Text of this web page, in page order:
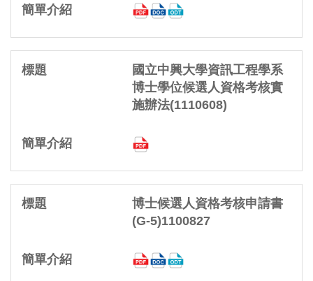
國立中興大學資訊工程學系
博士學位候選人資格考核實
施辦法(1110608)
博士候選人資格考核申請書
(G-5)1100827